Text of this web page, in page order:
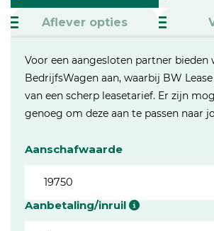
Aflever opties
Voor een aangesloten partner bieden
BedrijfsWagen aan, waarbij BW
van een scherp leasetarief. Er zijn
genoeg om deze aan te passen naar
Aanschafwaarde
Aanbetaling/inruil